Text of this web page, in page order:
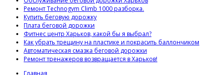
Ремонт Technogym Climb 1000 разборка.
Купить беговую дорожку
Плата беговой дорожки
Фитнес центр Харьков, какой бы я выбрал?
Как убрать трещину на пластике и покрасить баллончиком
Автоматическая смазка беговой дорожки
Ремонт тренажеров возвращается в Харьков!
Главная